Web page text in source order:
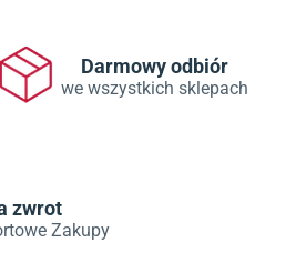
Darmowy odbiór
we wszystkich sklepach
zwrot
Zakupy